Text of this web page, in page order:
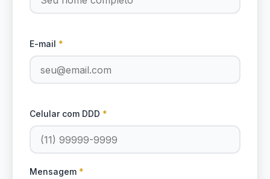
E-mail *
Celular com DDD *
Mensagem *